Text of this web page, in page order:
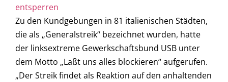
entsperren
Zu den Kundgebungen in 81 italienischen Städten,
die als „Generalstreik“ bezeichnet wurden, hatte
der linksextreme Gewerkschaftsbund USB unter
dem Motto „Laßt uns alles blockieren“ aufgerufen.
„Der Streik findet als Reaktion auf den anhaltenden